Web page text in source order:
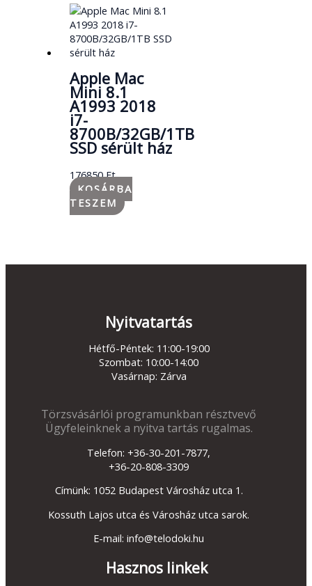
Apple Mac
Mini 8.1
A1993 2018
i7-
8700B/32GB/1TB
SSD sérült ház
176850Ft
KOSÁRBA
TESZEM
Nyitvatartás
Hétfő-Péntek: 11:00-19:00
Szombat: 10:00-14:00
Vasárnap: Zárva
Törzsvásárlói programunkban résztvevő
Ügyfeleinknek a nyitva tartás rugalmas.
Telefon: +36-30-201-7877,
+36-20-808-3309
Címünk: 1052 Budapest Városház utca 1.
Kossuth Lajos utca és Városház utca sarok.
E-mail: info@telodoki.hu
Hasznos linkek